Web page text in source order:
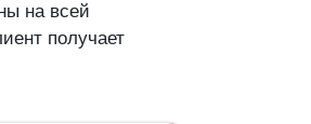
на всей
получает